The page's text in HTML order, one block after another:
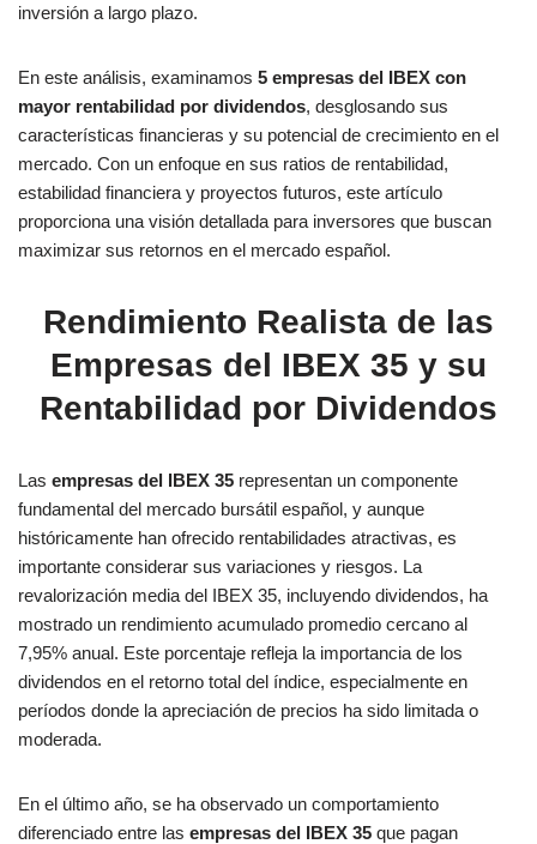
inversión a largo plazo.
En este análisis, examinamos 5 empresas del IBEX con
mayor rentabilidad por dividendos, desglosando sus
características financieras y su potencial de crecimiento en el
mercado. Con un enfoque en sus ratios de rentabilidad,
estabilidad financiera y proyectos futuros, este artículo
proporciona una visión detallada para inversores que buscan
maximizar sus retornos en el mercado español.
Rendimiento Realista de las
Empresas del IBEX 35 y su
Rentabilidad por Dividendos
Las empresas del IBEX 35 representan un componente
fundamental del mercado bursátil español, y aunque
históricamente han ofrecido rentabilidades atractivas, es
importante considerar sus variaciones y riesgos. La
revalorización media del IBEX 35, incluyendo dividendos, ha
mostrado un rendimiento acumulado promedio cercano al
7,95% anual. Este porcentaje refleja la importancia de los
dividendos en el retorno total del índice, especialmente en
períodos donde la apreciación de precios ha sido limitada o
moderada.
En el último año, se ha observado un comportamiento
diferenciado entre las empresas del IBEX 35 que pagan